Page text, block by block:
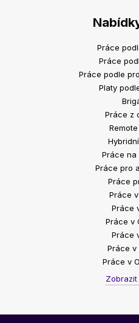
Práce
Práce
Práce podle
Platy
Práce z
Práce na
Práce pro
Práce
Práce
Práce
Práce v
Práce
Práce v
Práce v
Zobrazit